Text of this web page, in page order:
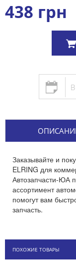
438 грн
Заказывайте и
ELRING для
Автозапчасти-ЮА
ассортимент
помогут вам
запчасть.
ПОХОЖИЕ ТОВАРЫ